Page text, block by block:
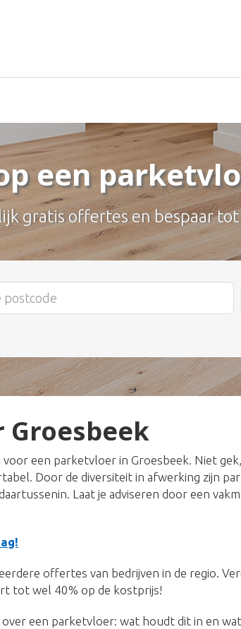
een
gratis offertes en bespaar
voor een parketvloer in Groesbeek. Niet
Door de diversiteit in afwerking zijn
Laat je adviseren door een
offertes van bedrijven in de regio.
tot wel 40% op de kostprijs!
over een parketvloer: wat houdt dit in en